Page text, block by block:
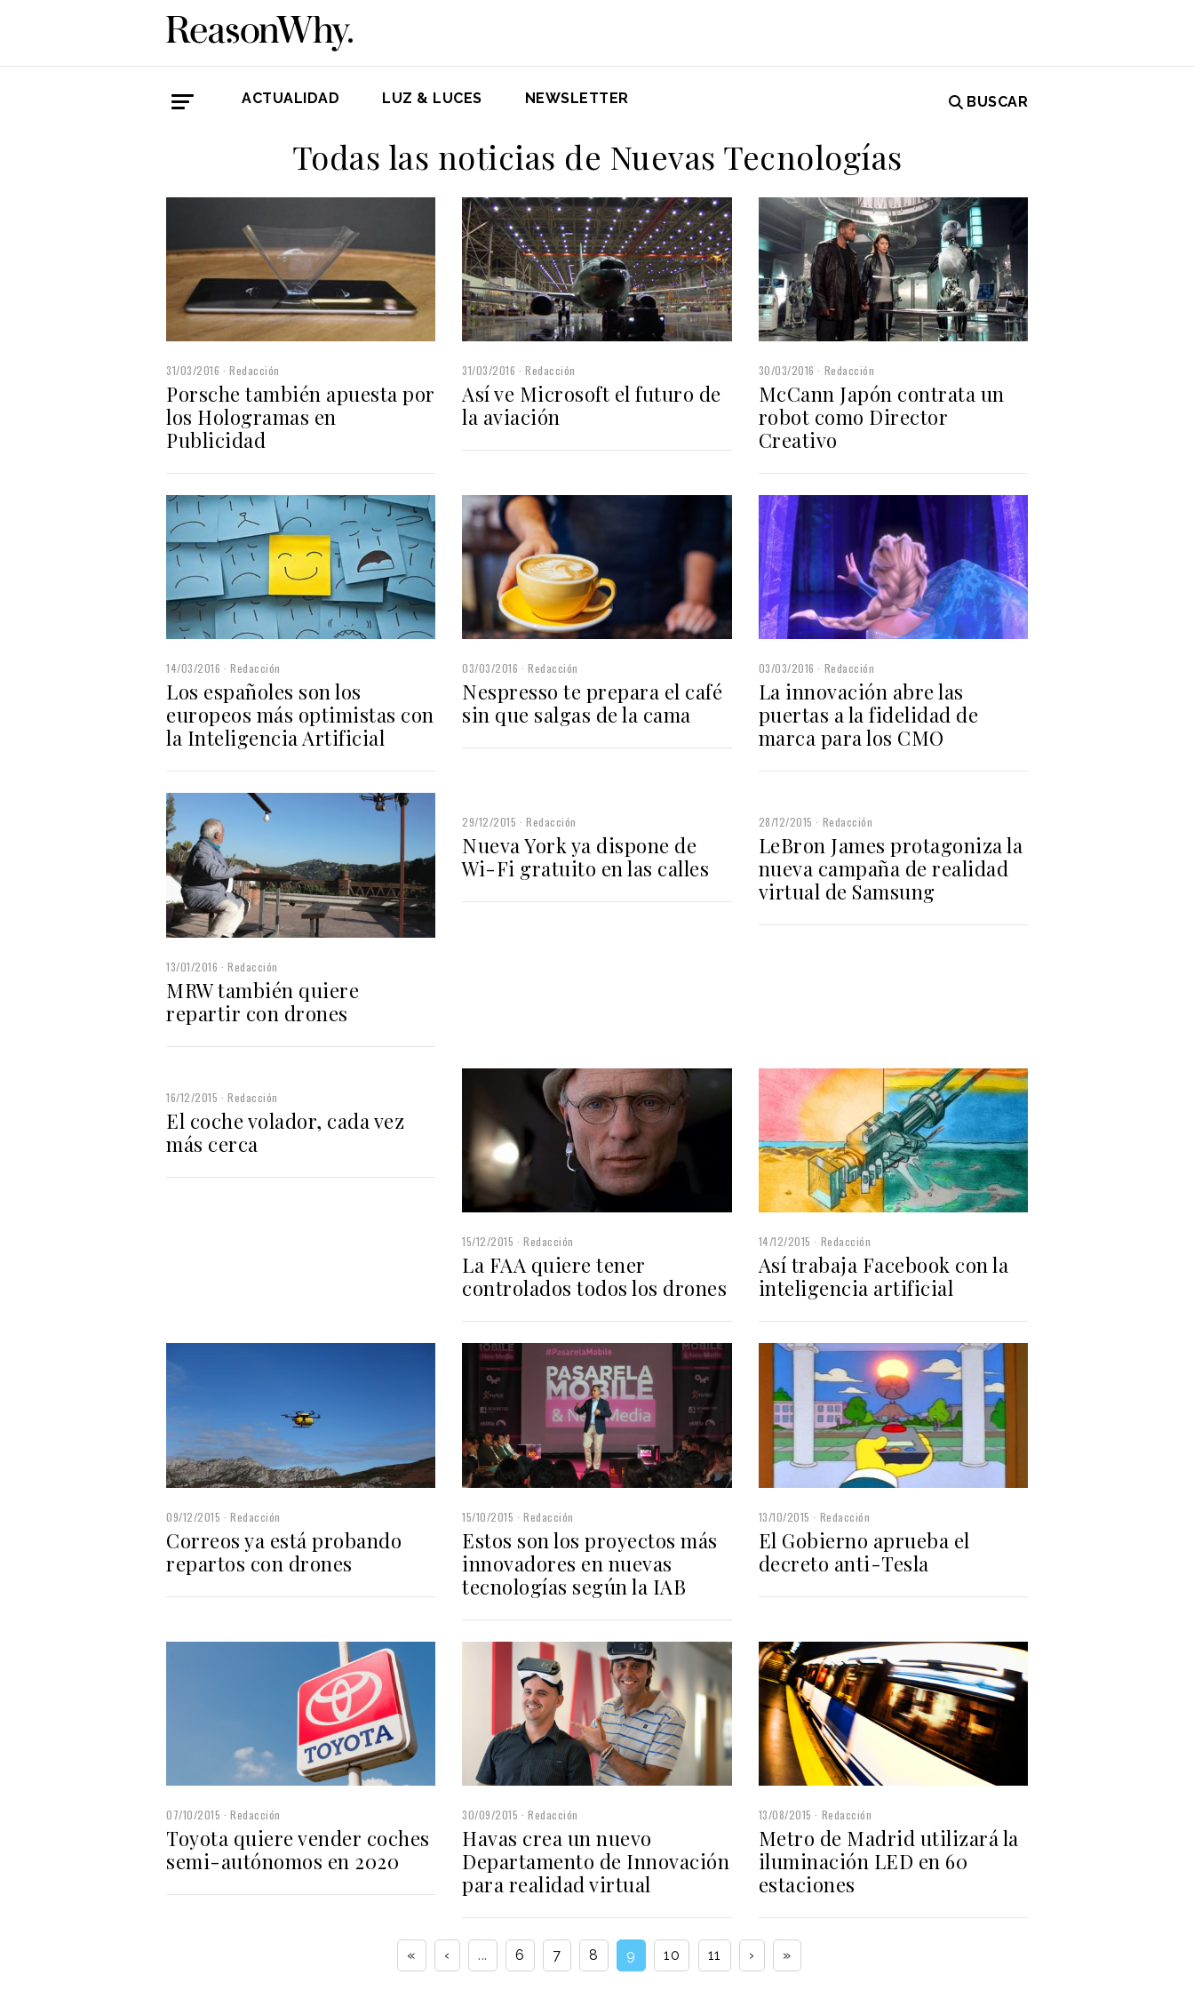
ACTUALIDAD LUZ & LUCES NEWSLETTER BUSCAR
Todas las noticias de Nuevas Tecnologías
31/03/2016 Redacción
Porsche también apuesta por
los Hologramas en
Publicidad
31/03/2016 Redacción
Así ve Microsoft el futuro de
la aviación
30/03/2016 Redacción
McCann Japón contrata un
robot como Director
Creativo
14/03/2016 Redacción
Los españoles son los
europeos más optimistas con
la Inteligencia Artificial
03/03/2016 Redacción
Nespresso te prepara el café
sin que salgas de la cama
03/03/2016 Redacción
La innovación abre las
puertas a la fidelidad de
marca para los CMO
13/01/2016 Redacción
MRW también quiere
repartir con drones
29/12/2015 Redacción
Nueva York ya dispone de
Wi-Fi gratuito en las calles
28/12/2015 Redacción
LeBron James protagoniza la
nueva campaña de realidad
virtual de Samsung
16/12/2015 Redacción
El coche volador, cada vez
más cerca
15/12/2015 Redacción
La FAA quiere tener
controlados todos los drones
14/12/2015 Redacción
Así trabaja Facebook con la
inteligencia artificial
09/12/2015 Redacción
Correos ya está probando
repartos con drones
15/10/2015 Redacción
Estos son los proyectos más
innovadores en nuevas
tecnologías según la IAB
13/10/2015 Redacción
El Gobierno aprueba el
decreto anti-Tesla
07/10/2015 Redacción
Toyota quiere vender coches
semi-autónomos en 2020
30/09/2015 Redacción
Havas crea un nuevo
Departamento de Innovación
para realidad virtual
13/08/2015 Redacción
Metro de Madrid utilizará la
iluminación LED en 60
estaciones
« ‹ ... 6 7 8 9 10 11 › »